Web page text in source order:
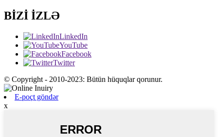
BİZİ İZLƏ
LinkedIn
YouTube
Facebook
Twitter
© Copyright - 2010-2023: Bütün hüquqlar qorunur.
E-poçt göndər
x